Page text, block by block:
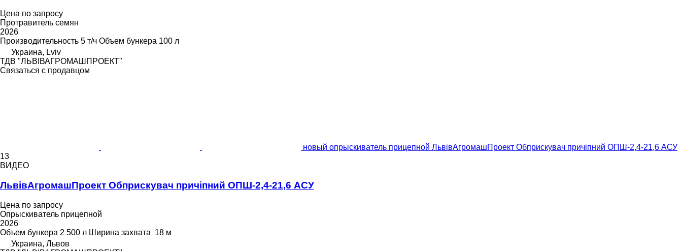
Цена по запросу
Протравитель семян
2026
Производительность 5 т/ч Объем бункера 100 л
Украина, Lviv
ТДВ "ЛЬВІВАГРОМАШПРОЕКТ"
Связаться с продавцом
новый опрыскиватель прицепной ЛьвівАгромашПроект Обприскувач причіпний ОПШ-2,4-21,6 АСУ
13
ВИДЕО
ЛьвівАгромашПроект Обприскувач причіпний ОПШ-2,4-21,6 АСУ
Цена по запросу
Опрыскиватель прицепной
2026
Объем бункера 2 500 л Ширина захвата 18 м
Украина, Львов